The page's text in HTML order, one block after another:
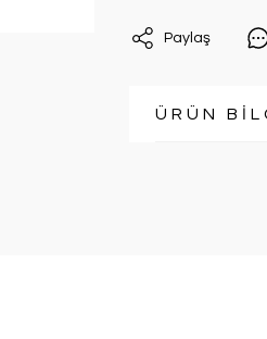
Paylaş
ÜRÜN